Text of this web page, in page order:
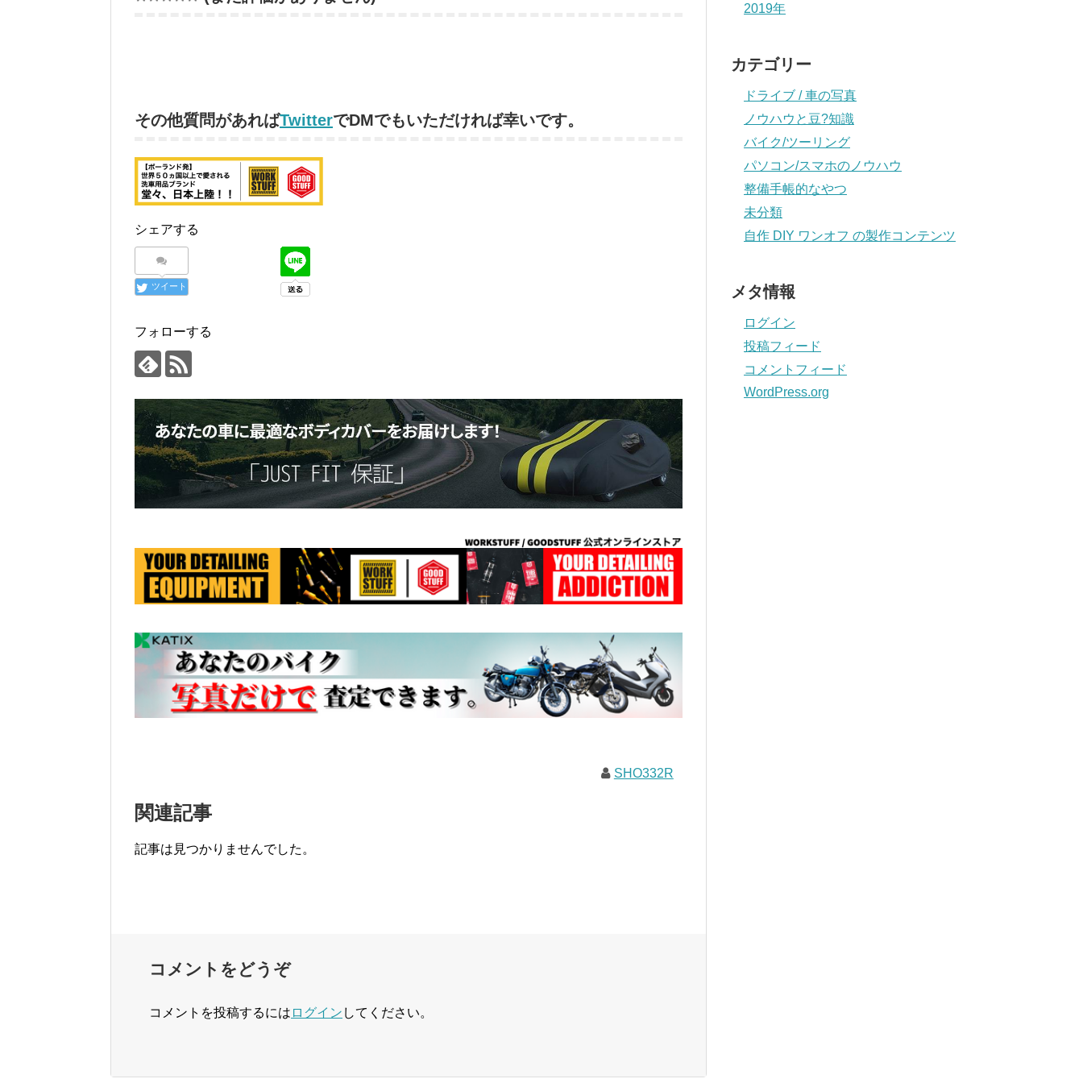
その他質問があればTwitterでDMでもいただければ幸いです。
シェアする
ツイート
フォローする
SHO332R
関連記事
記事は見つかりませんでした。
コメントをどうぞ
コメントを投稿するには ログイン してください。
2019年
カテゴリー
ドライブ / 車の写真
ノウハウと豆?知識
バイク/ツーリング
パソコン/スマホのノウハウ
整備手帳的なやつ
未分類
自作 DIY ワンオフ の製作コンテンツ
メタ情報
ログイン
投稿フィード
コメントフィード
WordPress.org